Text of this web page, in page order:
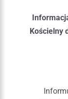
Kościelny
Informuje,